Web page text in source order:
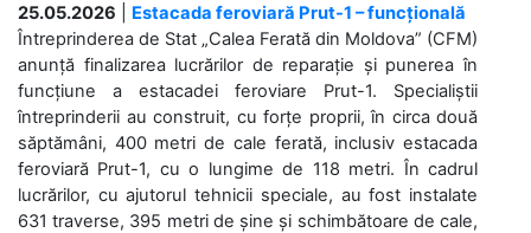
25.05.2026
Estacada feroviară Prut-1 – funcțională
Întreprinderea de Stat „Calea Ferată din Moldova” (CFM)
anunță finalizarea lucrărilor de reparație și punerea în
funcțiune a estacadei feroviare Prut-1. Specialiștii
întreprinderii au construit, cu forțe proprii, în circa două
săptămâni, 400 metri de cale ferată, inclusiv estacada
feroviară Prut-1, cu o lungime de 118 metri. În cadrul
lucrărilor, cu ajutorul tehnicii speciale, au fost instalate
631 traverse, 395 metri de șine și schimbătoare de cale,